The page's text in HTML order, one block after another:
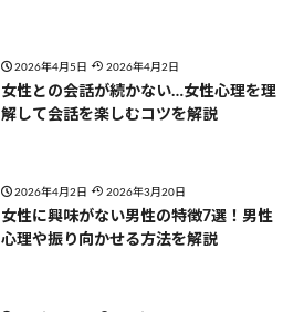
2026年4月5日 2026年4月2日
女性との会話が続かない…女性心理を理
解して会話を楽しむコツを解説
2026年4月2日 2026年3月20日
女性に興味がない男性の特徴7選！男性
心理や振り向かせる方法を解説